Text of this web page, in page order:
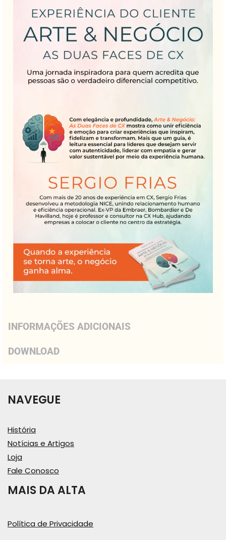
INFORMAÇÕES ADICIONAIS
DOWNLOAD
NAVEGUE
História
Notícias e Artigos
Loja
Fale Conosco
MAIS DA ALTA
Política de Privacidade